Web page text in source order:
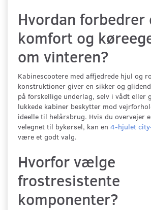
Hvordan forbedrer
komfort og
om vinteren?
Kabinescootere med affjedrede hjul og
konstruktioner giver en sikker og
på forskellige underlag, selv i vådt eller
lukkede kabiner beskytter mod
ideelle til helårsbrug. Hvis du overvejer
velegnet til bykørsel, kan en 4-hjulet
være et godt valg.
Hvorfor vælge
frostresistente
komponenter?